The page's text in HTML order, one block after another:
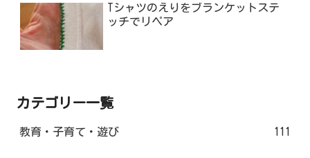
Tシャツのえりをブランケットステ
ッチでリペア
カテゴリー一覧
教育・子育て・遊び 111